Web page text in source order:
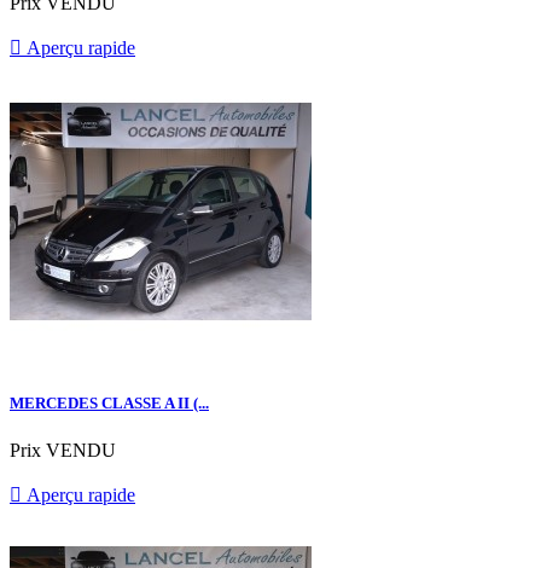
 Aperçu rapide
MERCEDES CLASSE A II (...
Prix VENDU
 Aperçu rapide